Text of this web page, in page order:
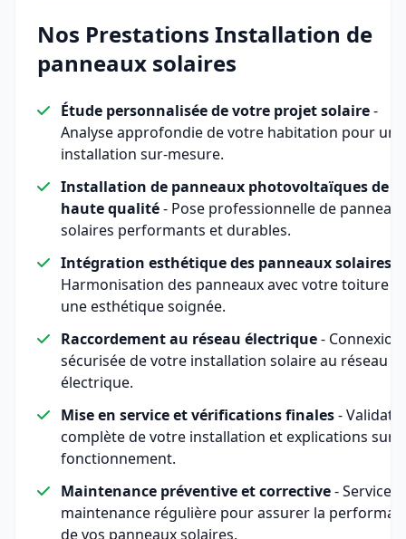
Nos Prestations Installation de
panneaux solaires
Étude personnalisée de votre projet solaire-
Analyse approfondie de votre habitation pour une
installation sur-mesure.
Installation de panneaux photovoltaïques de
haute qualité- Pose professionnelle de
solaires performants et durables.
Intégration esthétique des panneaux solaires
Harmonisation des panneaux avec votre toiture
une esthétique soignée.
Raccordement au réseau électrique- Connexion
sécurisée de votre installation solaire au réseau
électrique.
Mise en service et vérifications finales-
complète de votre installation et explications sur
fonctionnement.
Maintenance préventive et corrective- Service
maintenance régulière pour assurer la
de vos panneaux solaires.